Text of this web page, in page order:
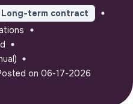
Long-term contract
on 06-17-2026